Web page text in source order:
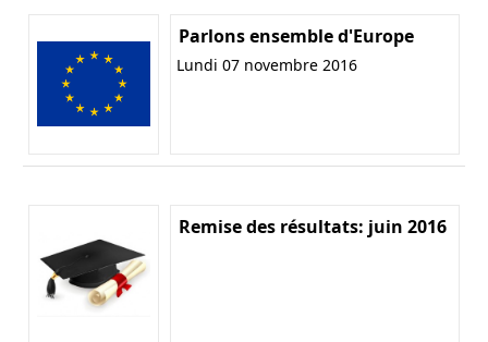
Parlons ensemble d'Europe
Lundi 07 novembre 2016
Remise des résultats: juin 2016